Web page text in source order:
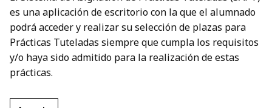
es una aplicación de escritorio con la que el alumnado
podrá acceder y realizar su selección de plazas para
Prácticas Tuteladas siempre que cumpla los requisitos
y/o haya sido admitido para la realización de estas
prácticas.